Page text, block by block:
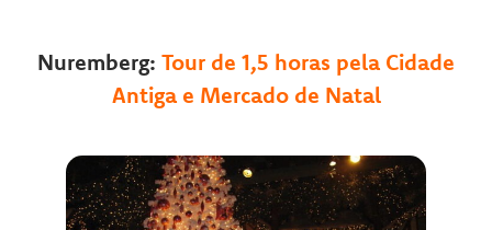
Nuremberg: Tour de 1,5 horas pela Cidade
Antiga e Mercado de Natal